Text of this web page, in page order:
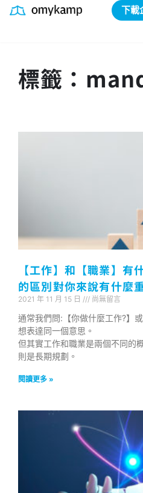
下載
標籤：
【工作】和【職業】有
的區別對你來說有什麼
2021 年 11 月 15 日 尚無留言
通常我們問:【你做什麼工作?】
想表達同一個意思。
但其實工作和職業是兩個不同的
則是長期規劃。
閱讀更多 »